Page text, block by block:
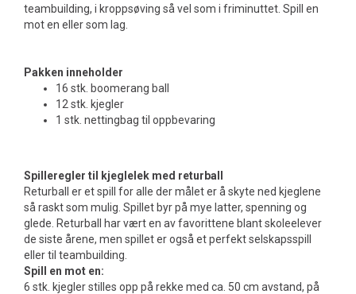
teambuilding, i kroppsøving så vel som i friminuttet. Spill en
mot en eller som lag.
Pakken inneholder
16 stk. boomerang ball
12 stk. kjegler
1 stk. nettingbag til oppbevaring
Spilleregler til kjeglelek med returball
Returball er et spill for alle der målet er å skyte ned kjeglene
så raskt som mulig. Spillet byr på mye latter, spenning og
glede. Returball har vært en av favorittene blant skoleelever
de siste årene, men spillet er også et perfekt selskapsspill
eller til teambuilding.
Spill en mot en:
6 stk. kjegler stilles opp på rekke med ca. 50 cm avstand, på